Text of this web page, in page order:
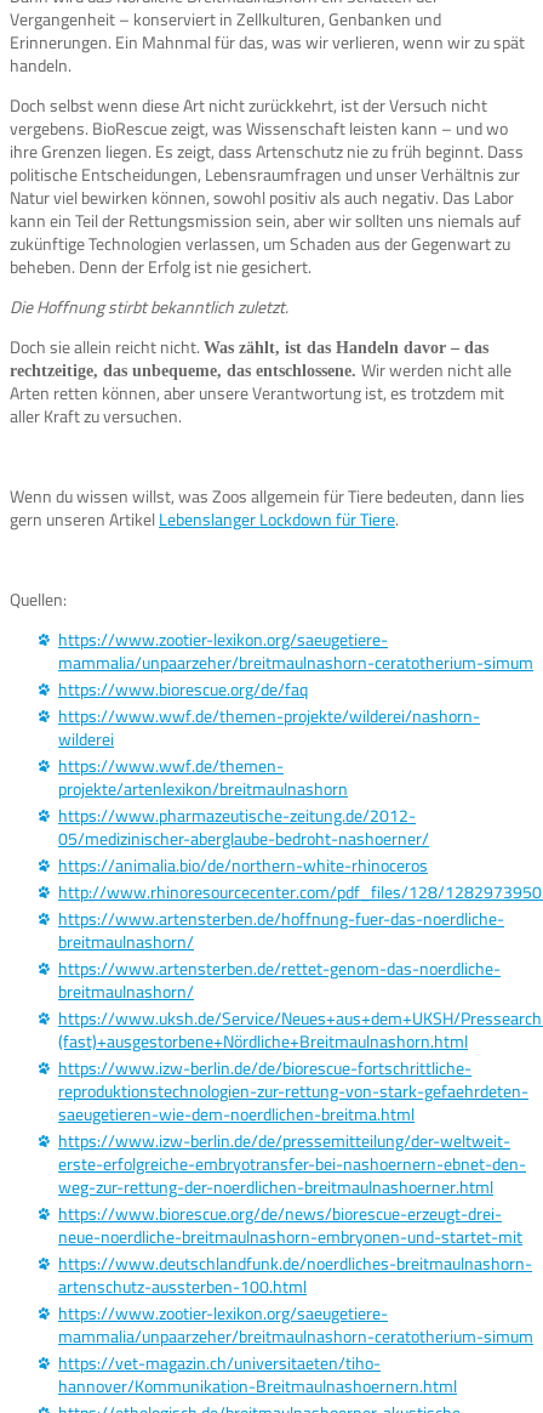
Vergangenheit – konserviert in Zellkulturen, Genbanken und
Erinnerungen. Ein Mahnmal für das, was wir verlieren, wenn wir zu spät
handeln.
Doch selbst wenn diese Art nicht zurückkehrt, ist der Versuch nicht
vergebens. BioRescue zeigt, was Wissenschaft leisten kann – und wo
ihre Grenzen liegen. Es zeigt, dass Artenschutz nie zu früh beginnt. Dass
politische Entscheidungen, Lebensraumfragen und unser Verhältnis zur
Natur viel bewirken können, sowohl positiv als auch negativ. Das Labor
kann ein Teil der Rettungsmission sein, aber wir sollten uns niemals auf
zukünftige Technologien verlassen, um Schaden aus der Gegenwart zu
beheben. Denn der Erfolg ist nie gesichert.
Die Hoffnung stirbt bekanntlich zuletzt.
Doch sie allein reicht nicht. Was zählt, ist das Handeln davor – das
rechtzeitige, das unbequeme, das entschlossene. Wir werden nicht alle
Arten retten können, aber unsere Verantwortung ist, es trotzdem mit
aller Kraft zu versuchen.
Wenn du wissen willst, was Zoos allgemein für Tiere bedeuten, dann lies
gern unseren ArtikelLebenslanger Lockdown für Tiere.
Quellen:
https://www.zootier-lexikon.org/saeugetiere-
mammalia/unpaarzeher/breitmaulnashorn-ceratotherium-simum
https://www.biorescue.org/de/faq
https://www.wwf.de/themen-projekte/wilderei/nashorn-
wilderei
https://www.wwf.de/themen-
projekte/artenlexikon/breitmaulnashorn
https://www.pharmazeutische-zeitung.de/2012-
05/medizinischer-aberglaube-bedroht-nashoerner/
https://animalia.bio/de/northern-white-rhinoceros
http://www.rhinoresourcecenter.com/pdf_files/128/
https://www.artensterben.de/hoffnung-fuer-das-noerdliche-
breitmaulnashorn/
https://www.artensterben.de/rettet-genom-das-noerdliche-
breitmaulnashorn/
https://www.uksh.de/Service/Neues+aus+dem+UKSH/
(fast)+ausgestorbene+Nördliche+Breitmaulnashorn.html
https://www.izw-berlin.de/de/biorescue-fortschrittliche-
reproduktionstechnologien-zur-rettung-von-stark-gefaehrdeten-
saeugetieren-wie-dem-noerdlichen-breitma.html
https://www.izw-berlin.de/de/pressemitteilung/der-weltweit-
erste-erfolgreiche-embryotransfer-bei-nashoernern-ebnet-den-
weg-zur-rettung-der-noerdlichen-breitmaulnashoerner.html
https://www.biorescue.org/de/news/biorescue-erzeugt-drei-
neue-noerdliche-breitmaulnashorn-embryonen-und-startet-mit
https://www.deutschlandfunk.de/noerdliches-breitmaulnashorn-
artenschutz-aussterben-100.html
https://www.zootier-lexikon.org/saeugetiere-
mammalia/unpaarzeher/breitmaulnashorn-ceratotherium-simum
https://vet-magazin.ch/universitaeten/tiho-
hannover/Kommunikation-Breitmaulnashoernern.html